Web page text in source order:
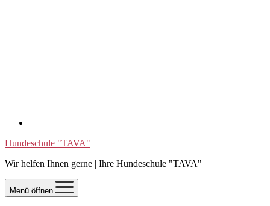
Hundeschule "TAVA"
Wir helfen Ihnen gerne | Ihre Hundeschule "TAVA"
Menü öffnen